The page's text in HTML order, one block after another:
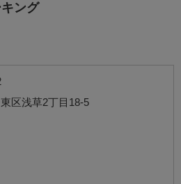
ング
区浅草2丁目18-5